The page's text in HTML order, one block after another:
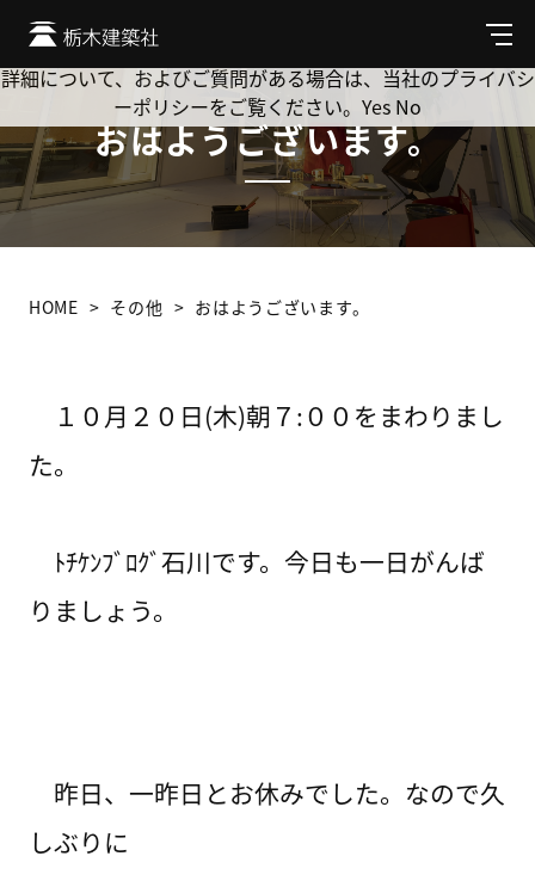
メ
ニ
ュ
おはようございます。
HOME その他 おはようございます。
１０月２０日(木)朝７:００をまわりまし
た。
ﾄﾁｹﾝﾌﾞﾛｸﾞ石川です。今日も一日がんば
りましょう。
昨日、一昨日とお休みでした。なので久
しぶりに
Cookie を使用して、お客様の活動を追跡してもよろしいです
か? 当社ではお客様のプライバシーを極めて重視しています。
詳細について、およびご質問がある場合は、当社のプライバシ
ーポリシーをご覧ください。 Yes No